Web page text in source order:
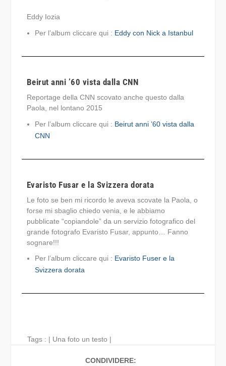
Eddy Iozia
Per l’album cliccare qui : Eddy con Nick a Istanbul
Beirut anni ’60 vista dalla CNN
Reportage della CNN scovato anche questo dalla
Paola, nel lontano 2015
Per l’album cliccare qui : Beirut anni ’60 vista dalla
CNN
Evaristo Fusar e la Svizzera dorata
Le foto se ben mi ricordo le aveva scovate la Paola, o
forse mi sbaglio chiedo venia, e le abbiamo
pubblicate “copiandole” da un servizio fotografico del
grande fotografo Evaristo Fusar, appunto… Fanno
sognare!!!
Per l’album cliccare qui : Evaristo Fuser e la
Svizzera dorata
Tags : | Una foto un testo |
CONDIVIDERE: